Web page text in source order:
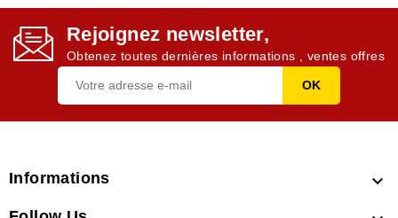
Rejoignez newsletter,
Obtenez toutes dernières informations , ventes offres
Informations 